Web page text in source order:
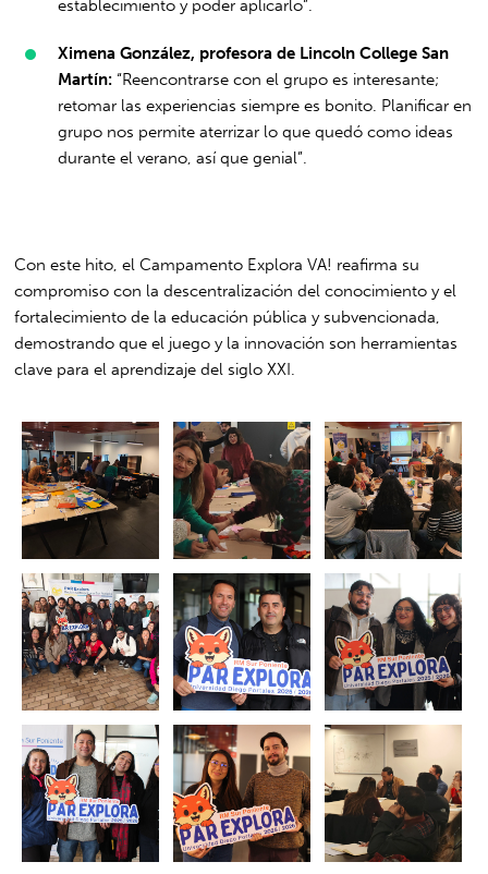
establecimiento y poder aplicarlo”.
Ximena González, profesora de Lincoln College San
Martín: “Reencontrarse con el grupo es interesante;
retomar las experiencias siempre es bonito. Planificar en
grupo nos permite aterrizar lo que quedó como ideas
durante el verano, así que genial”.
Con este hito, el Campamento Explora VA! reafirma su
compromiso con la descentralización del conocimiento y el
fortalecimiento de la educación pública y subvencionada,
demostrando que el juego y la innovación son herramientas
clave para el aprendizaje del siglo XXI.